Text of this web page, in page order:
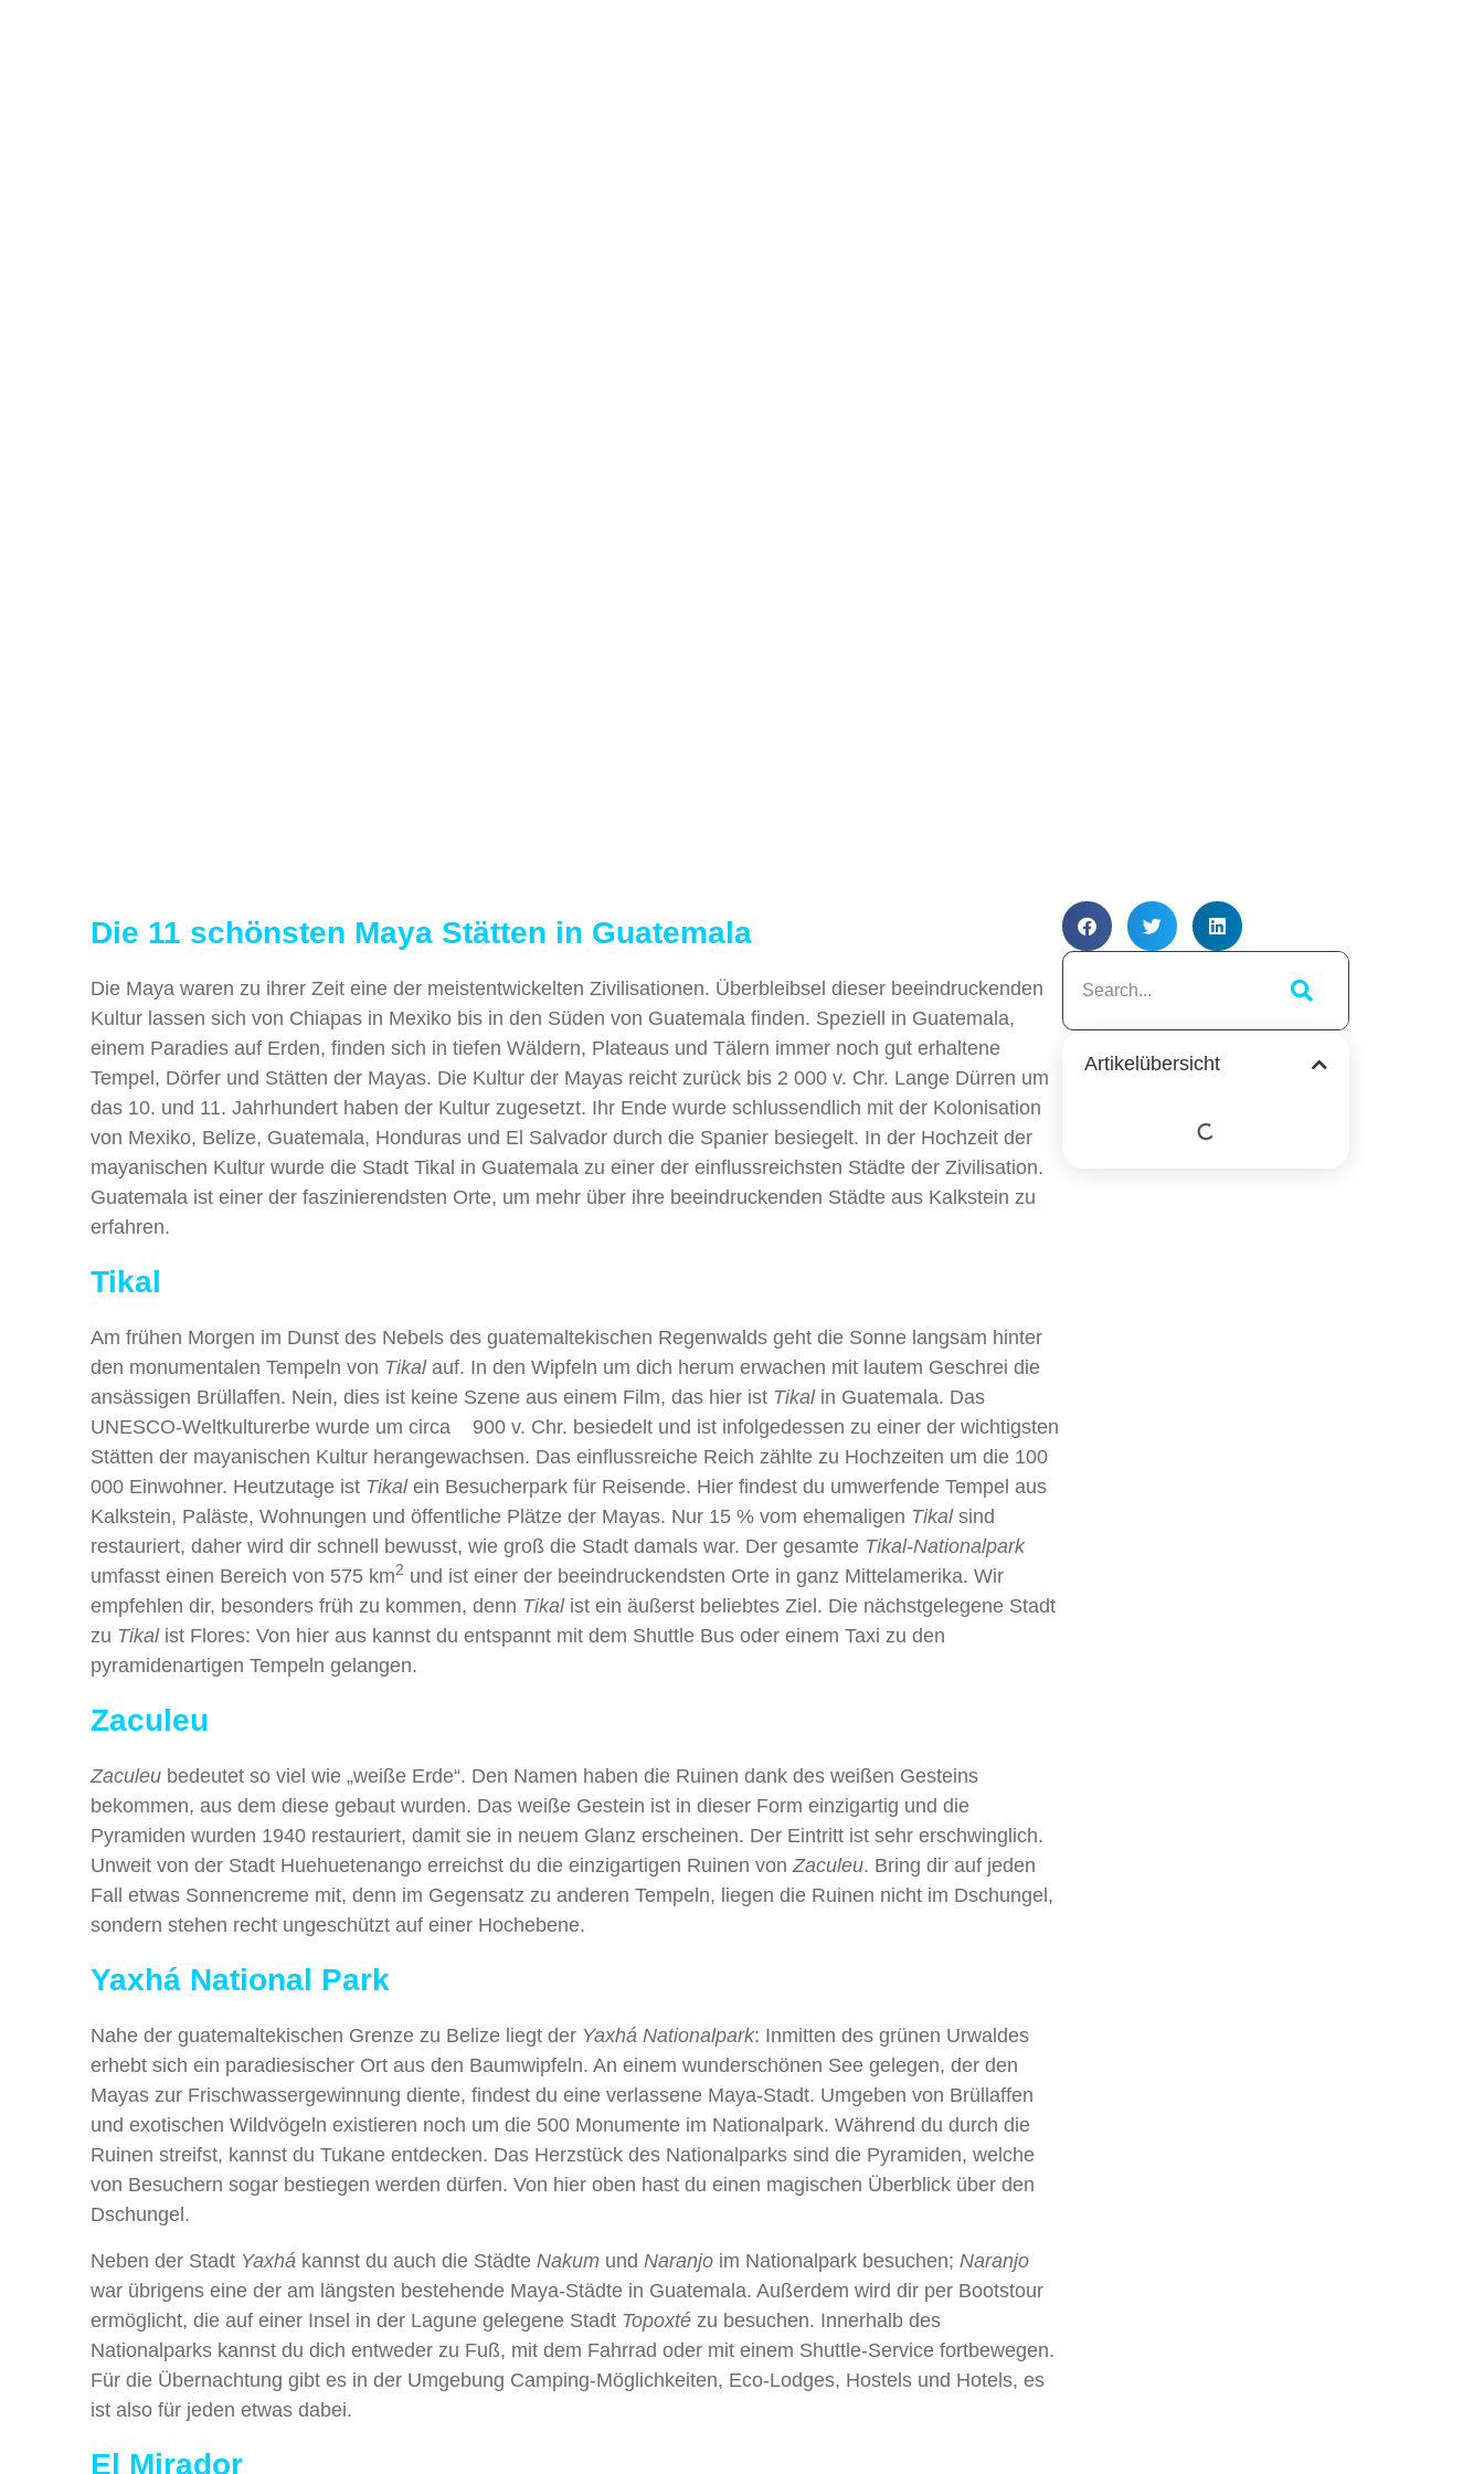
Die 11 schönsten Maya Stätten in Guatemala
Die Maya waren zu ihrer Zeit eine der meistentwickelten Zivilisationen. Überbleibsel dieser beeindruckenden
Kultur lassen sich von Chiapas in Mexiko bis in den Süden von Guatemala finden. Speziell in Guatemala,
einem Paradies auf Erden, finden sich in tiefen Wäldern, Plateaus und Tälern immer noch gut erhaltene
Tempel, Dörfer und Stätten der Mayas. Die Kultur der Mayas reicht zurück bis 2 000 v. Chr. Lange Dürren um
das 10. und 11. Jahrhundert haben der Kultur zugesetzt. Ihr Ende wurde schlussendlich mit der Kolonisation
von Mexiko, Belize, Guatemala, Honduras und El Salvador durch die Spanier besiegelt. In der Hochzeit der
mayanischen Kultur wurde die Stadt Tikal in Guatemala zu einer der einflussreichsten Städte der Zivilisation.
Guatemala ist einer der faszinierendsten Orte, um mehr über ihre beeindruckenden Städte aus Kalkstein zu
erfahren.
Tikal
Am frühen Morgen im Dunst des Nebels des guatemaltekischen Regenwalds geht die Sonne langsam hinter
den monumentalen Tempeln von Tikalauf. In den Wipfeln um dich herum erwachen mit lautem Geschrei die
ansässigen Brüllaffen. Nein, dies ist keine Szene aus einem Film, das hier ist Tikalin Guatemala. Das
UNESCO-Weltkulturerbe wurde um circa 900 v. Chr. besiedelt und ist infolgedessen zu einer der wichtigsten
Stätten der mayanischen Kultur herangewachsen. Das einflussreiche Reich zählte zu Hochzeiten um die 100
000 Einwohner. Heutzutage ist Tikalein Besucherpark für Reisende. Hier findest du umwerfende Tempel aus
Kalkstein, Paläste, Wohnungen und öffentliche Plätze der Mayas. Nur 15 % vom ehemaligen Tikalsind
restauriert, daher wird dir schnell bewusst, wie groß die Stadt damals war. Der gesamte Tikal-Nationalpark
umfasst einen Bereich von 575 km2 und ist einer der beeindruckendsten Orte in ganz Mittelamerika. Wir
empfehlen dir, besonders früh zu kommen, denn Tikalist ein äußerst beliebtes Ziel. Die nächstgelegene Stadt
zu Tikalist Flores: Von hier aus kannst du entspannt mit dem Shuttle Bus oder einem Taxi zu den
pyramidenartigen Tempeln gelangen.
Zaculeu
Zaculeu bedeutet so viel wie „weiße Erde“. Den Namen haben die Ruinen dank des weißen Gesteins
bekommen, aus dem diese gebaut wurden. Das weiße Gestein ist in dieser Form einzigartig und die
Pyramiden wurden 1940 restauriert, damit sie in neuem Glanz erscheinen. Der Eintritt ist sehr erschwinglich.
Unweit von der Stadt Huehuetenango erreichst du die einzigartigen Ruinen vonZaculeu. Bring dir auf jeden
Fall etwas Sonnencreme mit, denn im Gegensatz zu anderen Tempeln, liegen die Ruinen nicht im Dschungel,
sondern stehen recht ungeschützt auf einer Hochebene.
Yaxhá National Park
Nahe der guatemaltekischen Grenze zu Belize liegt der Yaxhá Nationalpark: Inmitten des grünen Urwaldes
erhebt sich ein paradiesischer Ort aus den Baumwipfeln. An einem wunderschönen See gelegen, der den
Mayas zur Frischwassergewinnung diente, findest du eine verlassene Maya-Stadt. Umgeben von Brüllaffen
und exotischen Wildvögeln existieren noch um die 500 Monumente im Nationalpark. Während du durch die
Ruinen streifst, kannst du Tukane entdecken. Das Herzstück des Nationalparks sind die Pyramiden, welche
von Besuchern sogar bestiegen werden dürfen. Von hier oben hast du einen magischen Überblick über den
Dschungel.
Neben der Stadt Yaxhá kannst du auch die Städte Nakum und Naranjo im Nationalpark besuchen; Naranjo
war übrigens eine der am längsten bestehende Maya-Städte in Guatemala. Außerdem wird dir per Bootstour
ermöglicht, die auf einer Insel in der Lagune gelegene Stadt Topoxté zu besuchen. Innerhalb des
Nationalparks kannst du dich entweder zu Fuß, mit dem Fahrrad oder mit einem Shuttle-Service fortbewegen.
Für die Übernachtung gibt es in der Umgebung Camping-Möglichkeiten, Eco-Lodges, Hostels und Hotels, es
ist also für jeden etwas dabei.
El Mirador
Artikelübersicht